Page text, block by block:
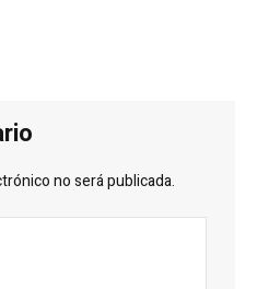
no será publicada.